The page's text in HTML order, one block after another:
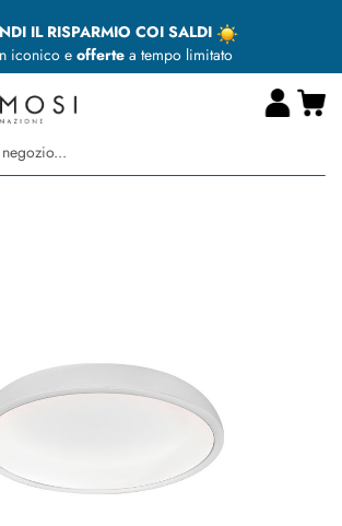
IL RISPARMIO COI SALDI
iconico eoffertea tempo limitato